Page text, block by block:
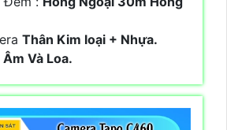
Thân Kim loại + Nhựa.
Và Loa.